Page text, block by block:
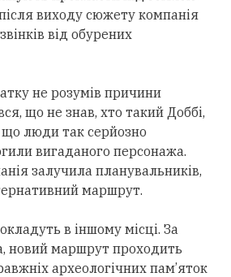
виходу сюжету компанія
від обурених
не розумів причини
що не знав, хто такий Доббі,
люди так серйозно
вигаданого персонажа.
залучила планувальників,
маршрут.
в іншому місці. За
новий маршрут проходить
археологічних пам’яток